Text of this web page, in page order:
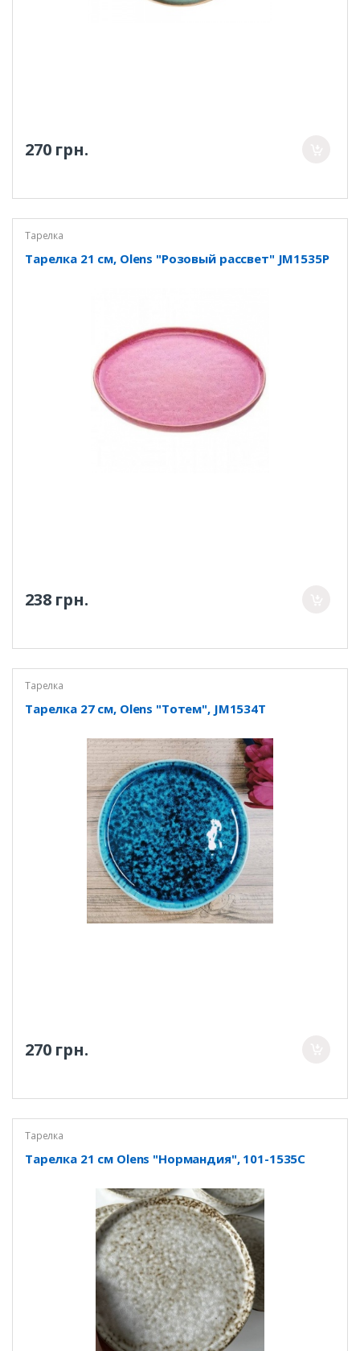
270 грн.
Тарелка
Тарелка 21 см, Olens "Розовый рассвет" JM1535P
238 грн.
Тарелка
Тарелка 27 см, Olens "Тотем", JM1534T
270 грн.
Тарелка
Тарелка 21 см Olens "Нормандия", 101-1535C